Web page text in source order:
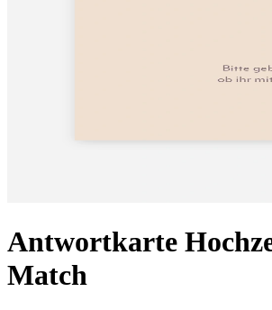
Antwortkarte
Match